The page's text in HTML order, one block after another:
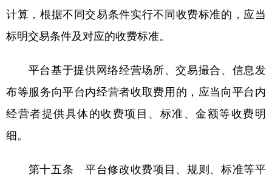
计算，根据不同交易条件实行不同收费标准的，应当
标明交易条件及对应的收费标准。
平台基于提供网络经营场所、交易撮合、信息发
布等服务向平台内经营者收取费用的，应当向平台内
经营者提供具体的收费项目、标准、金额等收费明
细。
第十五条 平台修改收费项目、规则、标准等平